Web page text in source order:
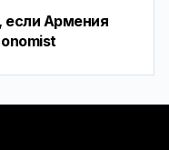
если Армения